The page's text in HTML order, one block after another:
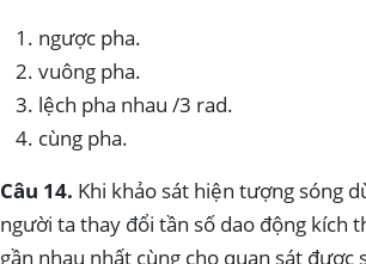
ngược pha.
vuông pha.
lệch pha nhau /3 rad.
cùng pha.
Câu 14. Khi khảo sát hiện tượng sóng
người ta thay đổi tần số dao động kích
gần nhau nhất cùng cho quan sát